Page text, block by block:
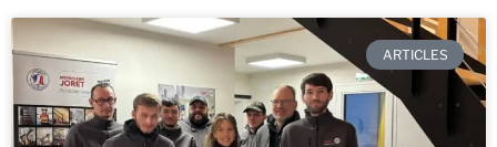
ARTICLES